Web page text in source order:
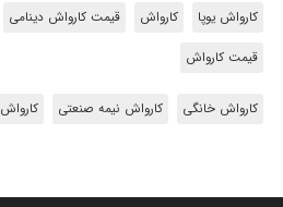
کارواش یوپا کارواش قیمت کارواش دینامی
قیمت کارواش
کارواش خانگی کارواش نیمه صنعتی کارواش